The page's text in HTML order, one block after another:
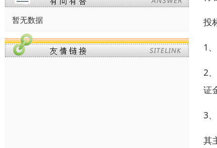
暂无数据 投
1
2
证
3
其